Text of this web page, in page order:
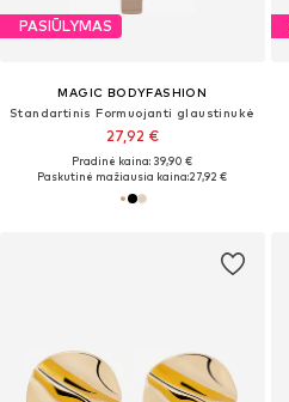
PASIŪLYMAS
MAGIC BODYFASHION
Standartinis Formuojanti glaustinukė
27,92 €
Pradinė kaina: 39,90 €
Paskutinė mažiausia kaina:27,92 €